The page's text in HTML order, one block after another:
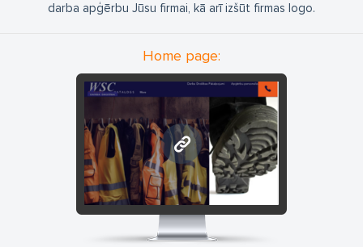
darba apģērbu Jūsu firmai, kā arī izšūt firmas logo.
Home page:
www.cimdi.lv